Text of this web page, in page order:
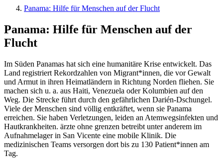
Panama: Hilfe für Menschen auf der Flucht
Panama: Hilfe für Menschen auf der
Flucht
Im Süden Panamas hat sich eine humanitäre Krise entwickelt. Das
Land registriert Rekordzahlen von Migrant*innen, die vor Gewalt
und Armut in ihren Heimatländern in Richtung Norden fliehen. Sie
machen sich u. a. aus Haiti, Venezuela oder Kolumbien auf den
Weg. Die Strecke führt durch den gefährlichen Darién-Dschungel.
Viele der Menschen sind völlig entkräftet, wenn sie Panama
erreichen. Sie haben Verletzungen, leiden an Atemwegsinfekten und
Hautkrankheiten. ärzte ohne grenzen betreibt unter anderem im
Aufnahmelager in San Vicente eine mobile Klinik. Die
medizinischen Teams versorgen dort bis zu 130 Patient*innen am
Tag.